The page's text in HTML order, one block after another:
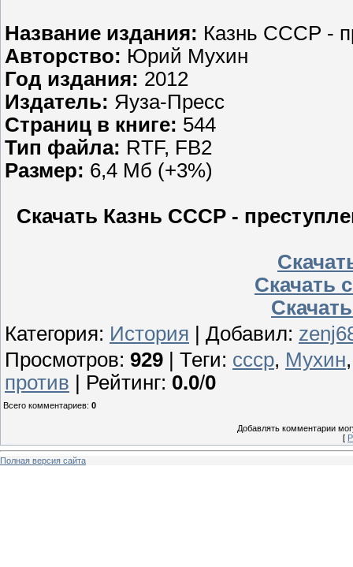
Название издания: Казнь СССР -
Авторство: Юрий Мухин
Год издания: 2012
Издатель: Яуза-Пресс
Страниц в книге: 544
Тип файла: RTF, FB2
Размер: 6,4 Мб (+3%)
Скачать Казнь СССР -
Скачать
Категория: История Добавил:
Просмотров: 929 Теги: ссср, Мухин
против
Рейтинг: 0.0/0
Всего комментариев: 0
Добавлять комментарии
[
Полная версия сайта